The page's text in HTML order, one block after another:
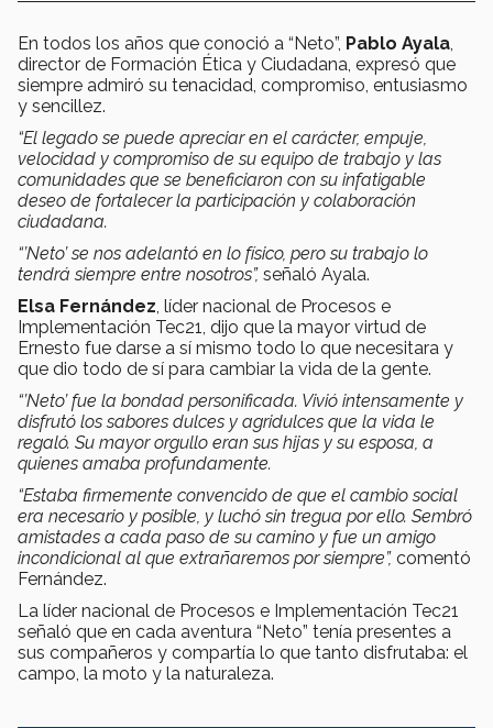
En todos los años que conoció a “Neto”, Pablo Ayala,
director de Formación Ética y Ciudadana, expresó que
siempre admiró su tenacidad, compromiso, entusiasmo
y sencillez.
“El legado se puede apreciar en el carácter, empuje,
velocidad y compromiso de su equipo de trabajo y las
comunidades que se beneficiaron con su infatigable
deseo de fortalecer la participación y colaboración
ciudadana.
“’Neto’ se nos adelantó en lo físico, pero su trabajo lo
tendrá siempre entre nosotros”, señaló Ayala.
Elsa Fernández, líder nacional de Procesos e
Implementación Tec21, dijo que la mayor virtud de
Ernesto fue darse a sí mismo todo lo que necesitara y
que dio todo de sí para cambiar la vida de la gente.
“’Neto’ fue la bondad personificada. Vivió intensamente y
disfrutó los sabores dulces y agridulces que la vida le
regaló. Su mayor orgullo eran sus hijas y su esposa, a
quienes amaba profundamente.
“Estaba firmemente convencido de que el cambio social
era necesario y posible, y luchó sin tregua por ello. Sembró
amistades a cada paso de su camino y fue un amigo
incondicional al que extrañaremos por siempre”, comentó
Fernández.
La líder nacional de Procesos e Implementación Tec21
señaló que en cada aventura “Neto” tenía presentes a
sus compañeros y compartía lo que tanto disfrutaba: el
campo, la moto y la naturaleza.